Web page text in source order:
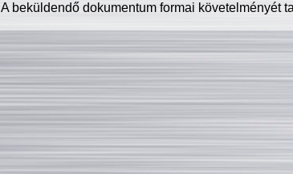
A beküldendő dokumentum formai követelményét